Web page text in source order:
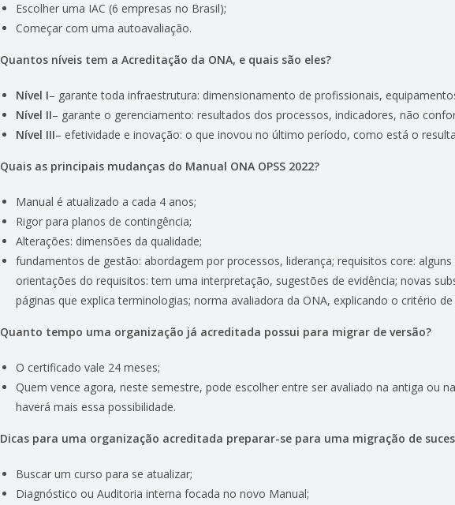
Escolher uma IAC (6 empresas no Brasil);
Começar com uma autoavaliação.
Quantos níveis tem a Acreditação da ONA, e quais são eles?
Nível I– garante toda infraestrutura: dimensionamento de profissionais,
Nível II– garante o gerenciamento: resultados dos processos, indicadores, não
Nível III– efetividade e inovação: o que inovou no último período, como está o
Quais as principais mudanças do Manual ONA OPSS 2022?
Manual é atualizado a cada 4 anos;
Rigor para planos de contingência;
Alterações: dimensões da qualidade;
fundamentos de gestão: abordagem por processos, liderança; requisitos core:
orientações do requisitos: tem uma interpretação, sugestões de evidência; novas
páginas que explica terminologias; norma avaliadora da ONA, explicando o critério
Quanto tempo uma organização já acreditada possui para migrar de versão?
O certificado vale 24 meses;
Quem vence agora, neste semestre, pode escolher entre ser avaliado na antiga ou
haverá mais essa possibilidade.
Dicas para uma organização acreditada preparar-se para uma migração de
Buscar um curso para se atualizar;
Diagnóstico ou Auditoria interna focada no novo Manual;